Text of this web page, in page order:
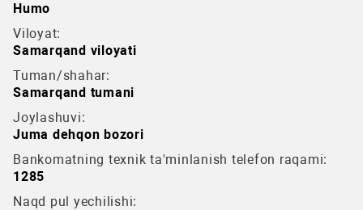
Humo
Viloyat:
Samarqand viloyati
Tuman/shahar:
Samarqand tumani
Joylashuvi:
Juma dehqon bozori
Bankomatning texnik ta'minlanish telefon raqami:
1285
Naqd pul yechilishi: